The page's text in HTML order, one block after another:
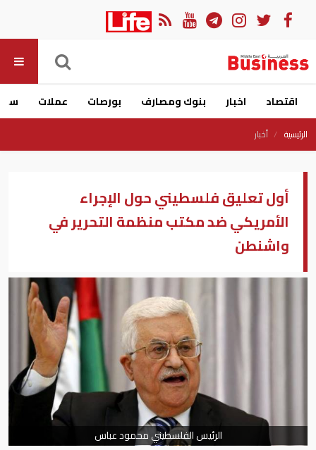
اقتصاد اخبار بنوك ومصارف بورصات عملات
الرئيسية أخبار
أول تعليق فلسطيني حول الإجراء
الأمريكي ضد مكتب منظمة التحرير في
واشنطن
الرئيس الفلسطيني محمود عباس